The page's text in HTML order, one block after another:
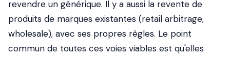
revendre un générique. Il y a aussi la revente de
produits de marques existantes (retail arbitrage,
wholesale), avec ses propres règles. Le point
commun de toutes ces voies viables est qu'elles